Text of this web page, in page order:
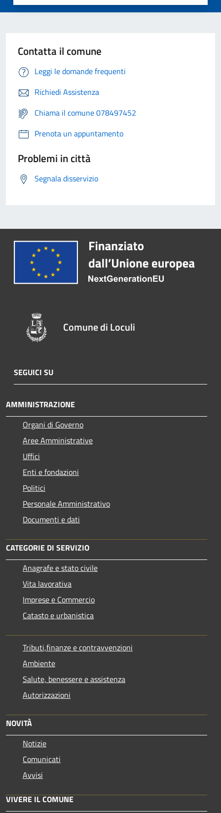
Contatta il comune
Leggi le domande frequenti
Richiedi Assistenza
Chiama il comune 078497452
Prenota un appuntamento
Problemi in città
Segnala disservizio
Comune di Loculi
SEGUICI SU
AMMINISTRAZIONE
Organi di Governo
Aree Amministrative
Uffici
Enti e fondazioni
Politici
Personale Amministrativo
Documenti e dati
CATEGORIE DI SERVIZIO
Anagrafe e stato civile
Vita lavorativa
Imprese e Commercio
Catasto e urbanistica
Tributi,finanze e contravvenzioni
Ambiente
Salute, benessere e assistenza
Autorizzazioni
NOVITÀ
Notizie
Comunicati
Avvisi
VIVERE IL COMUNE